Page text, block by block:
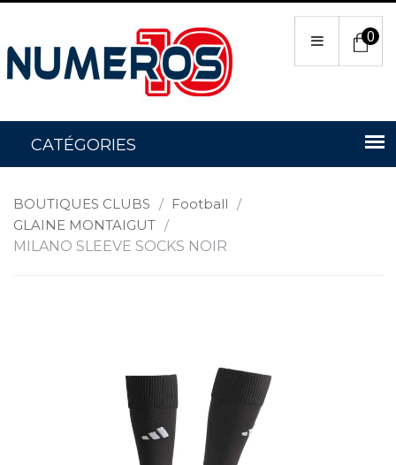
0
BOUTIQUES CLUBS / Football /
GLAINE MONTAIGUT /
MILANO SLEEVE SOCKS NOIR